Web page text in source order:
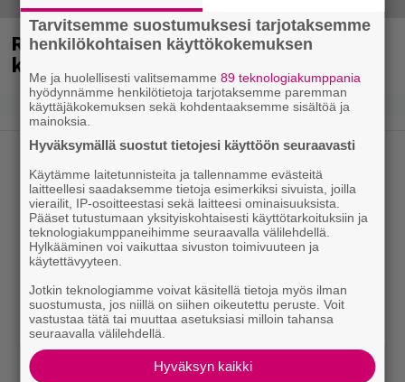
Rushin Neil Peartista ilmestyy ensi
kuussa dokumentti
Tarvitsemme suostumuksesi tarjotaksemme
henkilökohtaisen käyttökokemuksen
Me ja huolellisesti valitsemamme89 teknologiakumppania
hyödynnämme henkilötietoja tarjotaksemme paremman
käyttäjäkokemuksen sekä kohdentaaksemme sisältöä ja
mainoksia.
Hyväksymällä suostut tietojesi käyttöön seuraavasti
Käytämme laitetunnisteita ja tallennamme evästeitä
laitteellesi saadaksemme tietoja esimerkiksi sivuista, joilla
vierailit, IP-osoitteestasi sekä laitteesi ominaisuuksista.
Pääset tutustumaan yksityiskohtaisesti käyttötarkoituksiin ja
teknologiakumppaneihimme seuraavalla välilehdellä.
Hylkääminen voi vaikuttaa sivuston toimivuuteen ja
käytettävyyteen.
Jotkin teknologiamme voivat käsitellä tietoja myös ilman
suostumusta, jos niillä on siihen oikeutettu peruste. Voit
vastustaa tätä tai muuttaa asetuksiasi milloin tahansa
seuraavalla välilehdellä.
Hyväksyn kaikki